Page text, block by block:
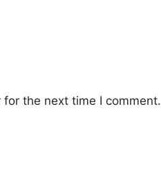
the next time I comment.